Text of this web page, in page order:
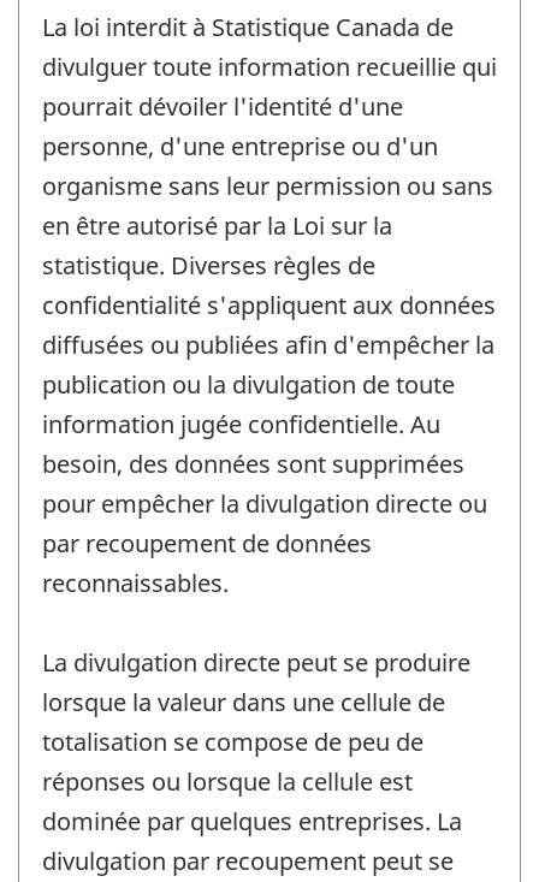
La loi interdit à Statistique Canada de
divulguer toute information recueillie qui
pourrait dévoiler l'identité d'une
personne, d'une entreprise ou d'un
organisme sans leur permission ou sans
en être autorisé par la Loi sur la
statistique. Diverses règles de
confidentialité s'appliquent aux données
diffusées ou publiées afin d'empêcher la
publication ou la divulgation de toute
information jugée confidentielle. Au
besoin, des données sont supprimées
pour empêcher la divulgation directe ou
par recoupement de données
reconnaissables.
La divulgation directe peut se produire
lorsque la valeur dans une cellule de
totalisation se compose de peu de
réponses ou lorsque la cellule est
dominée par quelques entreprises. La
divulgation par recoupement peut se